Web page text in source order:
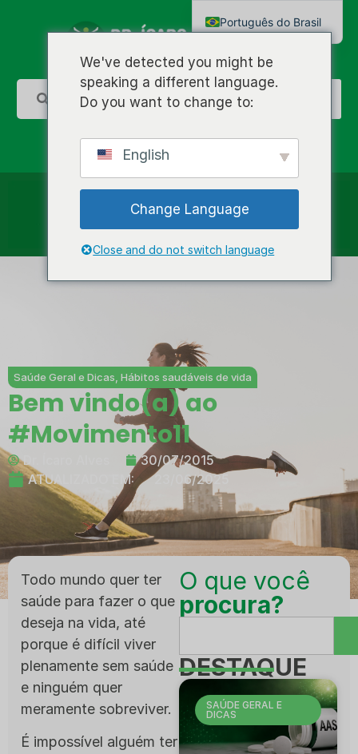
Saúde Geral e Dicas ,Hábitos saudáveis de vida
Bem vindo(a) ao
#Movimento11
Dr. Ícaro Alves
30/07/2015
ATUALIZADO EM:
23/06/2025
Todo mundo quer ter
saúde para fazer o que
deseja na vida, até
porque é difícil viver
plenamente sem saúde
e ninguém quer
meramente sobreviver.
É impossível alguém ter
O que você
procura?
DESTAQUE
SAÚDE GERAL E
DICAS
We've detected you might be
speaking a different language.
Do you want to change to:
English
Change Language
Close and do not switch language
Português do Brasil